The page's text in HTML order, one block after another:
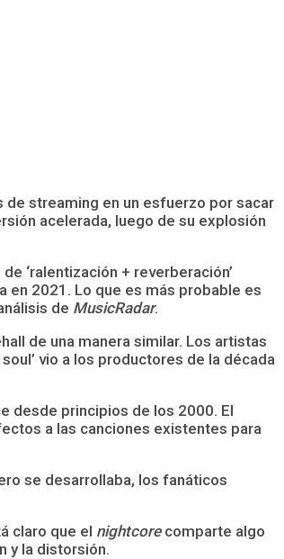
streaming en un esfuerzo por sacar
acelerada, luego de su explosión
‘ralentización + reverberación’
en 2021. Lo que es más probable es
de MusicRadar.
de una manera similar. Los artistas
vio a los productores de la década
desde principios de los 2000. El
a las canciones existentes para
se desarrollaba, los fanáticos
claro que el nightcorecomparte algo
y la distorsión.